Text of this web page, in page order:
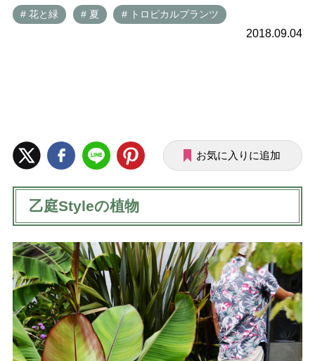
# 花と緑 # 夏 # トロピカルプランツ
2018.09.04
お気に入りに追加
乙庭Styleの植物